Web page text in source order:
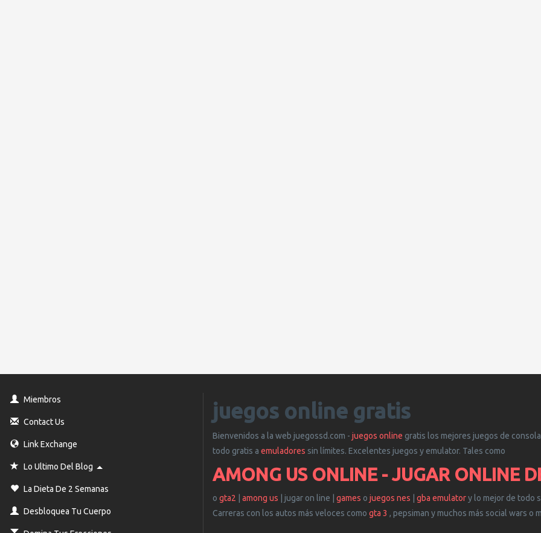
Miembros
Contact Us
Link Exchange
Lo Ultimo Del Blog Toggle Dropdown
La Dieta De 2 Semanas
Desbloquea Tu Cuerpo
juegos online gratis
Bienvenidos a la web juegossd.com - juegos online gratis los mejores juegos de
todo gratis a emuladores sin límites. Excelentes juegos y emulator. Tales como
AMONG US ONLINE - JUGAR ONLINE
o gta2 among us | jugar on line | games o juegos nes gba emulatory lo mejor de todo
Carreras con los autos más veloces como gta 3 , pepsiman y muchos más social wars o